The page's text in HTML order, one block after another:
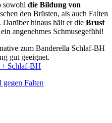
sowohl die Bildung von
den Brüsten, als auch Falten
hinaus hält er die Brust
angenehmes Schmusegefühl!
zum Banderella Schlaf-BH
gut geeignet.
+ Schlaf-BH
Falten